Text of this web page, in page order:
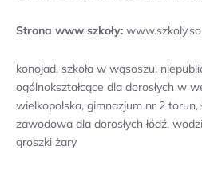
Strona www szkoły:
konojad, szkoła w wąsoszu,
ogólnokształcące dla dorosłych w
wielkopolska, gimnazjum nr 2 torun,
zawodowa dla dorosłych łódź,
groszki żary